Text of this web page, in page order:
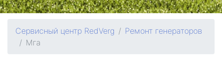
Сервисный центр RedVerg
Ремонт генераторов
Мга